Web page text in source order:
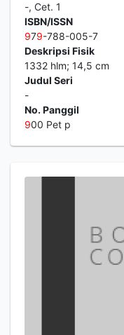
-, Cet. 1
ISBN/ISSN
979-788-005-7
Deskripsi Fisik
1332 hlm; 14,5 cm
Judul Seri
-
No. Panggil
900 Pet p